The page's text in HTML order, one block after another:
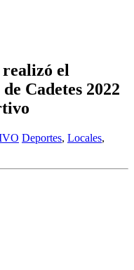
el
Cadetes 2022
Deportes, Locales,